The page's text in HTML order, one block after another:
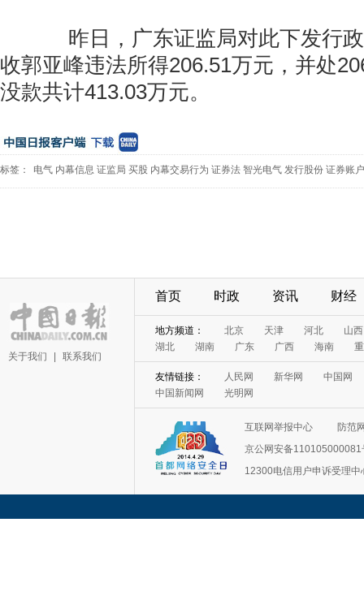
昨日，广东证监局对此下发行政
收郭亚峰违法所得206.51万元，并处
没款共计413.03万元。
标签： 电气 内幕信息 证监局 买股 内幕交易行为 证券法 智光电气 发行股份 证券账户
关于我们 联系我们
首页 时政 资讯 财经
地方频道： 北京 天津 河北
山西
湖北
湖南 广东 广西 海南
友情链接： 人民网 新华网
中国网
中国新闻网
光明网
互联网举报中心
防范
京公网安备110105000081
12300电信用户申诉受理中